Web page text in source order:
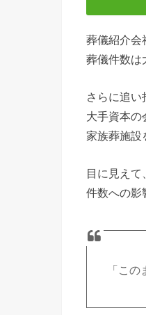
葬儀紹介会
葬儀件数は
さらに追い
大手資本の
家族葬施設
目に見えて、
件数への影
「こ